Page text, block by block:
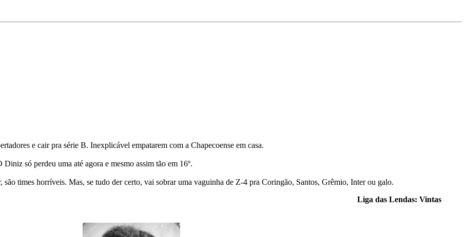
e cair pra série B. Inexplicável empatarem com a Chapecoense em casa.
só perdeu uma até agora e mesmo assim tão em 16º.
times horríveis. Mas, se tudo der certo, vai sobrar uma vaguinha de Z-4 pra Coringão, Santos, Grêmio, Inter ou galo.
Liga das Lendas: Vintas